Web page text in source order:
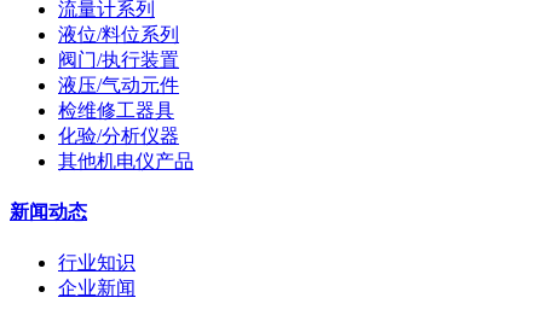
流量计系列
液位/料位系列
阀门/执行装置
液压/气动元件
检维修工器具
化验/分析仪器
其他机电仪产品
新闻动态
行业知识
企业新闻